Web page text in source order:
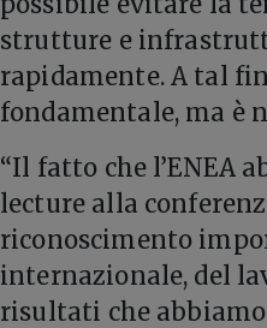
strutture e
rapidamente. A tal
fondamentale, ma è
“Il fatto che l’ENEA
lecture alla
riconoscimento
internazionale, del
risultati che